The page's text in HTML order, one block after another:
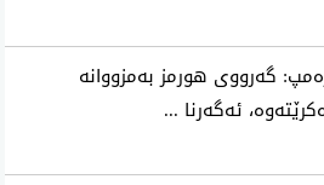
گه‌رووی هورمز به‌مزووانه‌
ئه‌گه‌رنا ...